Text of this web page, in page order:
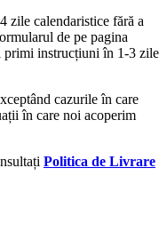
zile calendaristice fără a
de pe pagina
primi instrucțiuni în 1-3 zile
cazurile în care
în care noi acoperim
Politica de Livrare